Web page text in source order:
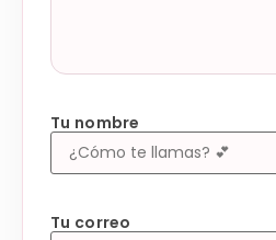
Tu nombre
Tu correo